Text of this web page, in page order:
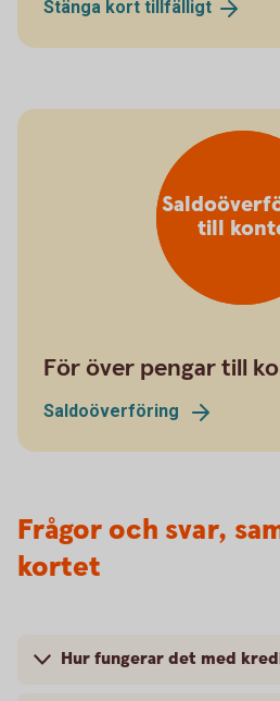
Stänga kort tillfälligt
till
För över pengar till
Saldoöverföring
Frågor och svar,
kortet
Hur fungerar det med